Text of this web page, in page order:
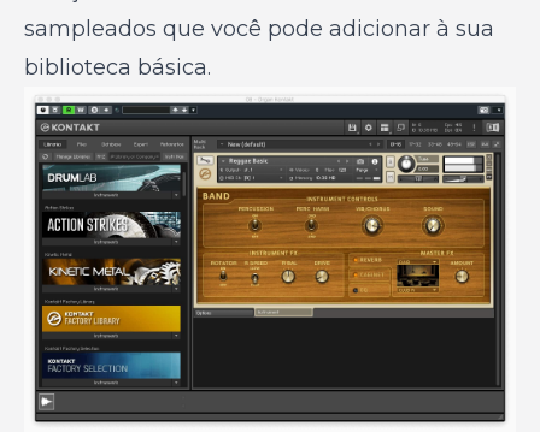
sampleados que você pode adicionar à sua
biblioteca básica.